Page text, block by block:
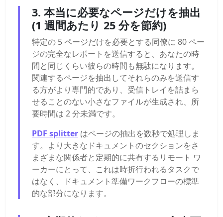
3. 本当に必要なページだけを抽出
(1 週間あたり 25 分を節約)
特定の 5 ページだけを必要とする同僚に 80 ペー
ジの完全なレポートを送信すると、あなたの時
間と同じくらい彼らの時間も無駄になります。
関連するページを抽出してそれらのみを送信す
る方がより専門的であり、受信トレイを詰まら
せることのない小さなファイルが生成され、所
要時間は 2 分未満です。
PDF splitter はページの抽出を数秒で処理しま
す。より大きなドキュメントのセクションをさ
まざまな関係者と定期的に共有するリモート ワ
ーカーにとって、これは時折行われるタスクで
はなく、ドキュメント準備ワークフローの標準
的な部分になります。